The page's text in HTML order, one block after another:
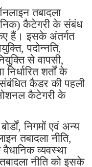
तबादला
कैटेगरी के संबंध
हैं। इसके अंतर्गत
पदोन्नति,
से वापसी,
शर्तों के
कैडर की पहली
कैटेगरी के
निगमों एवं अन्य
तबादला नीति,
व्यवस्था
नीति को इसके